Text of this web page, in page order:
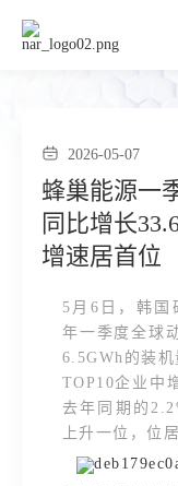
2026-05-07
蜂巢能源一
同比增长
增速居首位
5月6日，韩国
年一季度全球
6.5GWh的装
TOP10企业中
去年同期的
上升一位，位